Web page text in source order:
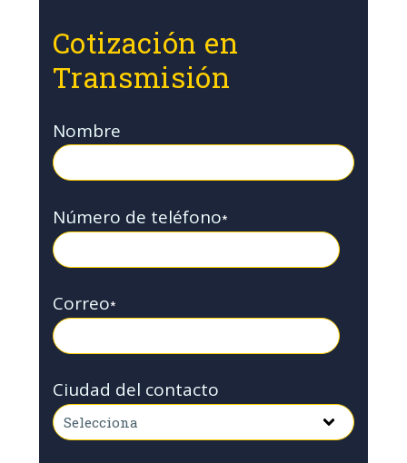
Cotización en
Transmisión
Nombre
Número de teléfono*
Correo*
Ciudad del contacto